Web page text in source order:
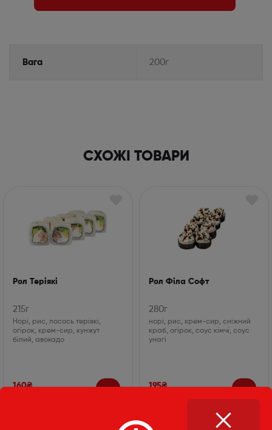
Вага 200г
СХОЖІ ТОВАРИ
Рол Теріякі
215г
Норі, рис, лосось теріякі,
огірок, крем-сир, кунжут
білий, авокадо
160₴
Рол Філа Софт
280г
норі, рис, крем-сир, сніжний
краб, огірок, соус кімчі, соус
унагі
195₴